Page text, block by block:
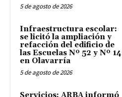
5 de agosto de 2026
Infraestructura escolar:
se licitó la ampliación y
refacción del edificio de
las Escuelas Nº 52 y Nº 14
en Olavarría
5 de agosto de 2026